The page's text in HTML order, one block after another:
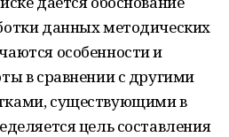
данных методических
особенности и
в сравнении с другими
существующими в
цель составления